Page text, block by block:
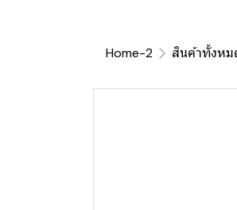
Home-2 สินค้าทั้งหม